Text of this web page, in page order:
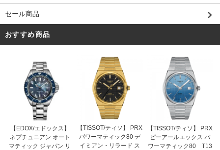
セール商品
おすすめ商品
【EDOX/エドックス】
ネプチュニアン オート
マティック ジャパン リ
【TISSOT/ティソ】 PRX
パワーマティック80 デ
イミアン・リラード ス
【TISSOT/ティソ】 PRX
ピーアールエックス パ
ワーマティック80 T13